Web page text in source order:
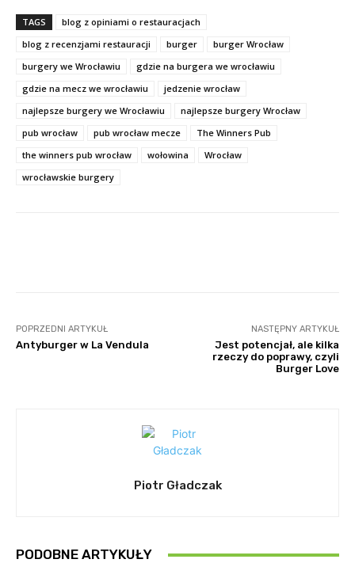
TAGS
blog z opiniami o restauracjach
blog z recenzjami restauracji
burger
burger Wrocław
burgery we Wrocławiu
gdzie na burgera we wrocławiu
gdzie na mecz we wrocławiu
jedzenie wrocław
najlepsze burgery we Wrocławiu
najlepsze burgery Wrocław
pub wrocław
pub wrocław mecze
The Winners Pub
the winners pub wrocław
wołowina
Wrocław
wrocławskie burgery
POPRZEDNI ARTYKUŁ
Antyburger w La Vendula
NASTĘPNY ARTYKUŁ
Jest potencjał, ale kilka
rzeczy do poprawy, czyli
Burger Love
Piotr Gładczak
PODOBNE ARTYKUŁY